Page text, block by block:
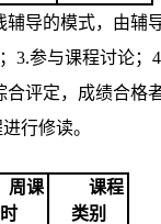
导的模式，由辅
参与课程讨论；
评定，成绩合格
行修读。
周课
时
课程
类别